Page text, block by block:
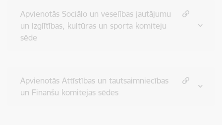
Apvienotās Sociālo un veselības jautājumu
un Izglītības, kultūras un sporta komiteju
sēde
Apvienotās Attīstības un tautsaimniecības
un Finanšu komitejas sēdes